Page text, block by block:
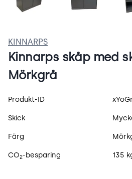
KINNARPS
Kinnarps skåp med
Mörkgrå
Produktspecifikation
Produkt-ID
Skick
Färg
CO2-besparing 135